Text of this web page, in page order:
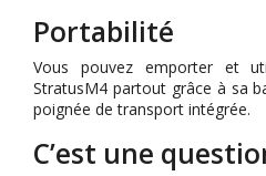
Portabilité
Vous pouvez emporter et
StratusM4 partout grâce à sa
poignée de transport intégrée.
C’est une